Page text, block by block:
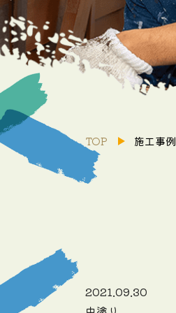
TOP 施工事例
2021.09.30